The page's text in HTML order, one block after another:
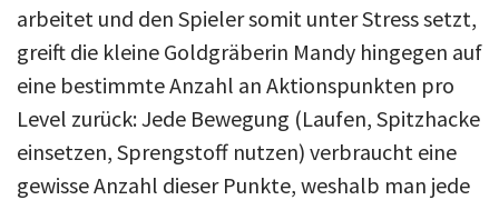
arbeitet und den Spieler somit unter Stress setzt,
greift die kleine Goldgräberin Mandy hingegen auf
eine bestimmte Anzahl an Aktionspunkten pro
Level zurück: Jede Bewegung (Laufen, Spitzhacke
einsetzen, Sprengstoff nutzen) verbraucht eine
gewisse Anzahl dieser Punkte, weshalb man jede